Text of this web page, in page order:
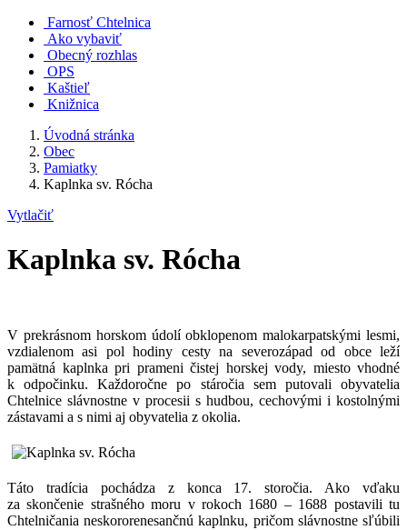
Farnosť Chtelnica
Ako vybaviť
Obecný rozhlas
OPS
Kaštieľ
Knižnica
Úvodná stránka
Obec
Pamiatky
Kaplnka sv. Rócha
Vytlačiť
Kaplnka sv. Rócha
V prekrásnom horskom údolí obklopenom malokarpatskými lesmi,
vzdialenom asi pol hodiny cesty na severozápad od obce leží
pamätná kaplnka pri prameni čistej horskej vody, miesto vhodné
k odpočinku. Každoročne po stáročia sem putovali obyvatelia
Chtelnice slávnostne v procesii s hudbou, cechovými i kostolnými
zástavami a s nimi aj obyvatelia z okolia.
Táto tradícia pochádza z konca 17. storočia. Ako vďaku
za skončenie strašného moru v rokoch 1680 – 1688 postavili tu
Chtelničania neskororenesančnú kaplnku, pričom slávnostne sľúbili